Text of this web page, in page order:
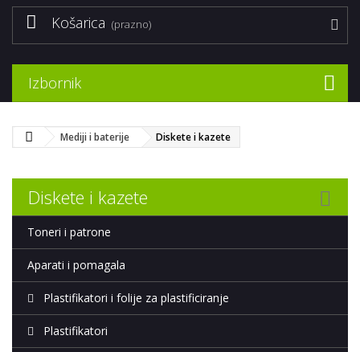
Košarica (prazno)
Izbornik
Mediji i baterije Diskete i kazete
Diskete i kazete
Toneri i patrone
Aparati i pomagala
Plastifikatori i folije za plastificiranje
Plastifikatori